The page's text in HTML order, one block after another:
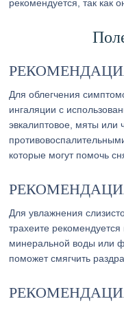
рекомендуется, так как
Для облегчения
ингаляции с
эвкалиптовое, мяты или
которые могут помочь
Для увлажнения
трахеите
минеральной воды или
поможет смягчить